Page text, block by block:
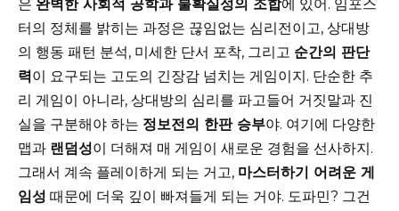
은 완벽한 사회적 공학과 불확실성의 조합에 있어. 임포스
터의 정체를 밝히는 과정은 끊임없는 심리전이고, 상대방
의 행동 패턴 분석, 미세한 단서 포착, 그리고 순간의 판단
력이 요구되는 고도의 긴장감 넘치는 게임이지. 단순한 추
리 게임이 아니라, 상대방의 심리를 파고들어 거짓말과 진
실을 구분해야 하는 정보전의 한판 승부야. 여기에 다양한
맵과 랜덤성이 더해져 매 게임이 새로운 경험을 선사하지.
그래서 계속 플레이하게 되는 거고, 마스터하기 어려운 게
임성 때문에 더욱 깊이 빠져들게 되는 거야. 도파민? 그건